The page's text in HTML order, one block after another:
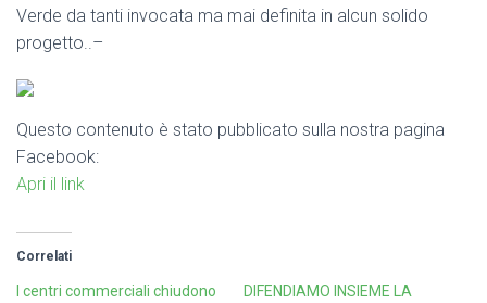
Verde da tanti invocata ma mai definita in alcun solido
progetto..–
Questo contenuto è stato pubblicato sulla nostra pagina
Facebook:
Apri il link
Correlati
I centri commerciali chiudono
DIFENDIAMO INSIEME LA